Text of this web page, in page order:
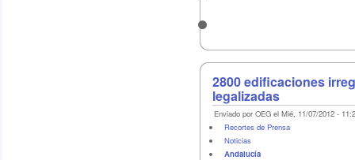
2800 edificaciones
legalizadas
Enviado por OEG el Mié, 11/07/2012 -
Recortes de Prensa
Noticias
Andalucía